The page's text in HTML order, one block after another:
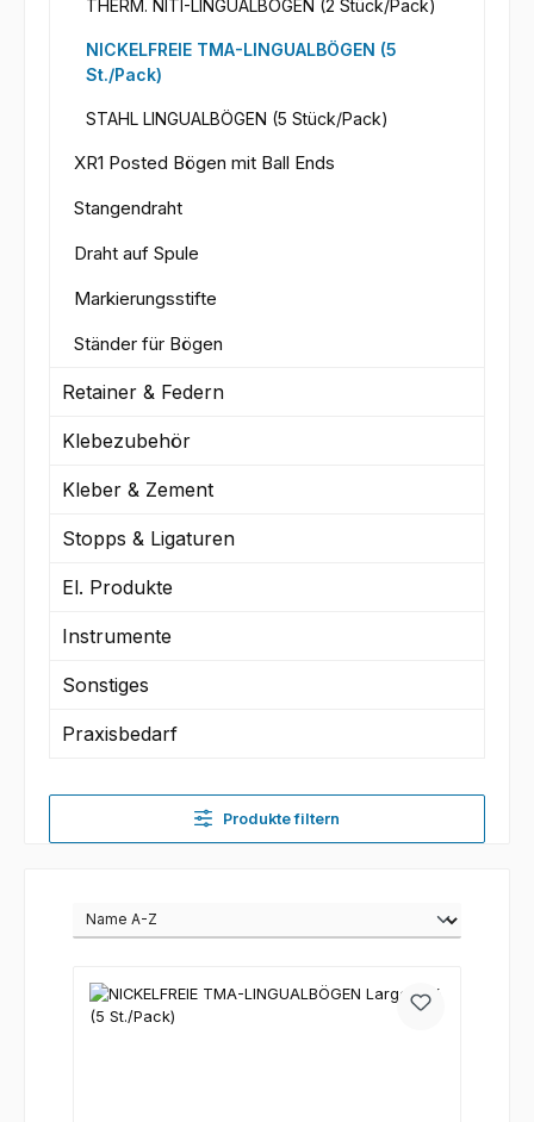
THERM. NITI-LINGUALBÖGEN (2 Stück/Pack)
NICKELFREIE TMA-LINGUALBÖGEN (5
St./Pack)
STAHL LINGUALBÖGEN (5 Stück/Pack)
XR1 Posted Bögen mit Ball Ends
Stangendraht
Draht auf Spule
Markierungsstifte
Ständer für Bögen
Retainer & Federn
Klebezubehör
Kleber & Zement
Stopps & Ligaturen
El. Produkte
Instrumente
Sonstiges
Praxisbedarf
Produkte filtern